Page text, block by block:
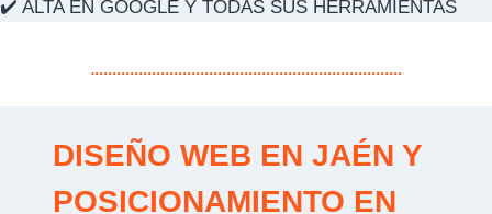
✔️ ALTA EN GOOGLE Y TODAS SUS HERRAMIENTAS
DISEÑO WEB EN JAÉN Y
POSICIONAMIENTO EN